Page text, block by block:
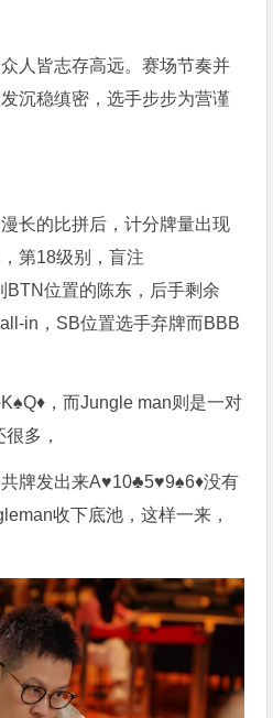
人皆志存高远。赛场节奏并
沉稳缜密，选手步步为营谨
长的比拼后，计分牌量出现
第18级别，盲注
BTN位置的陈东，后手剩余
in，SB位置选手弃牌而BBB
，而Jungle man则是一对
多，
牌发出来A♥️10♣️5♥️9♠️6♦️没有
收下底池，这样一来，